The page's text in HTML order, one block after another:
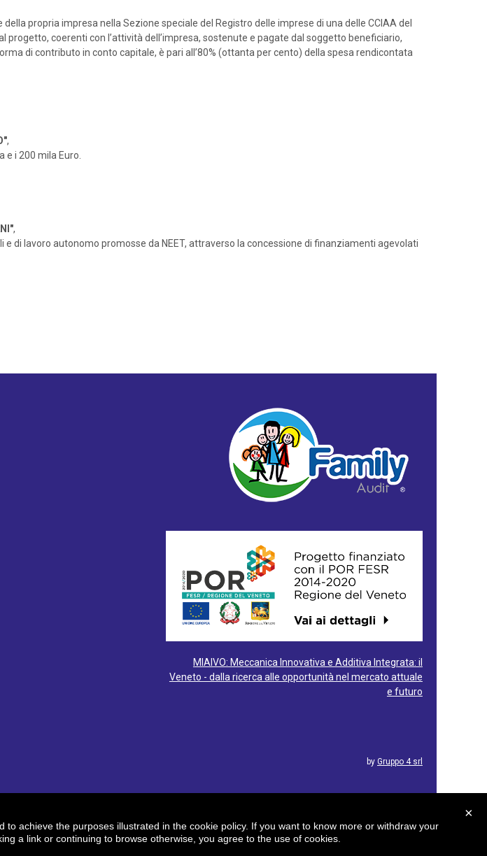
propria impresa nella Sezione speciale del Registro delle imprese di una delle CCIAA del
coerenti con l’attività dell’impresa, sostenute e pagate dal soggetto beneficiario,
di contributo in conto capitale, è pari all’80% (ottanta per cento) della spesa rendicontata
,
i 200 mila Euro.
,
di lavoro autonomo promosse da NEET, attraverso la concessione di finanziamenti agevolati
MIAIVO: Meccanica Innovativa e Additiva Integrata: il
Veneto - dalla ricerca alle opportunità nel mercato attuale
e futuro
by Gruppo 4 srl
×
achieve the purposes illustrated in the cookie policy. If you want to know more or withdraw your
a link or continuing to browse otherwise, you agree to the use of cookies.